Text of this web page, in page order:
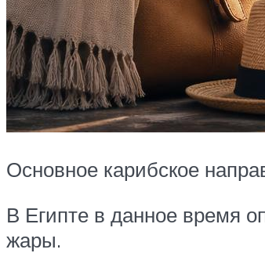
Основное карибское
В Египте в данное время
жары.